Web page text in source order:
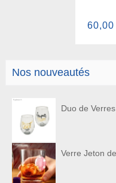
Nos nouveautés
Duo de
Verre Jeton
60,00